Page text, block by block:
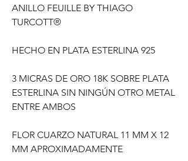
ANILLO FEUILLE BY THIAGO
TURCOTT®
HECHO EN PLATA ESTERLINA 925
3 MICRAS DE ORO 18K SOBRE PLATA
ESTERLINA SIN NINGÚN OTRO METAL
ENTRE AMBOS
FLOR CUARZO NATURAL 11 MM X 12
MM APROXIMADAMENTE